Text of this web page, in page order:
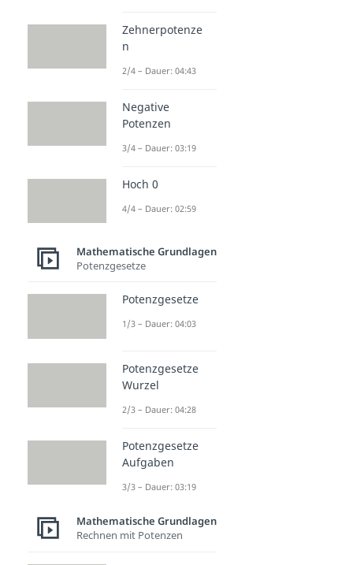
Zehnerpotenze
n
2/4 – Dauer: 04:43
Negative
Potenzen
3/4 – Dauer: 03:19
Hoch 0
4/4 – Dauer: 02:59
Mathematische Grundlagen
Potenzgesetze
Potenzgesetze
1/3 – Dauer: 04:03
Potenzgesetze
Wurzel
2/3 – Dauer: 04:28
Potenzgesetze
Aufgaben
3/3 – Dauer: 03:19
Mathematische Grundlagen
Rechnen mit Potenzen